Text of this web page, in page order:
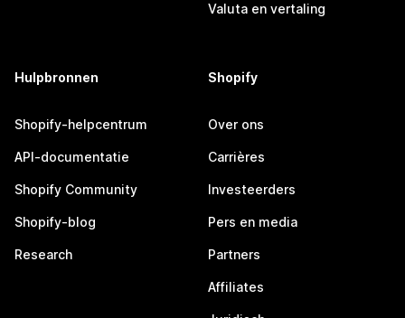
Valuta en vertaling
Hulpbronnen
Shopify-helpcentrum
API-documentatie
Shopify Community
Shopify-blog
Research
Shopify
Over ons
Carrières
Investeerders
Pers en media
Partners
Affiliates